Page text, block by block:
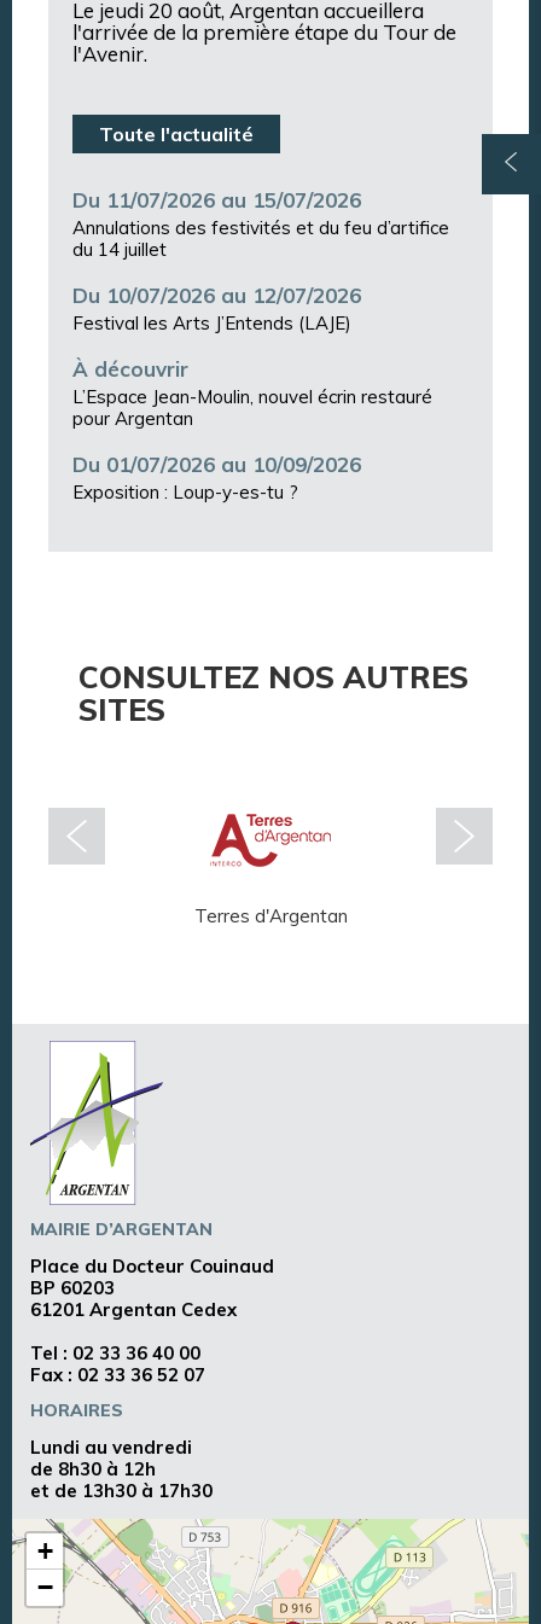
Le jeudi 20 août, Argentan accueillera
l'arrivée de la première étape du Tour de
l'Avenir.
Toute l'actualité
Du 11/07/2026 au 15/07/2026
Annulations des festivités et du feu d’artifice
du 14 juillet
Du 10/07/2026 au 12/07/2026
Festival les Arts J’Entends (LAJE)
À découvrir
L’Espace Jean-Moulin, nouvel écrin restauré
pour Argentan
Du 01/07/2026 au 10/09/2026
Exposition : Loup-y-es-tu ?
CONSULTEZ NOS AUTRES
SITES
Terres d'Argentan
MAIRIE D’ARGENTAN
Place du Docteur Couinaud
BP 60203
61201 Argentan Cedex
Tel : 02 33 36 40 00
Fax : 02 33 36 52 07
HORAIRES
Lundi au vendredi
de 8h30 à 12h
et de 13h30 à 17h30
+
−